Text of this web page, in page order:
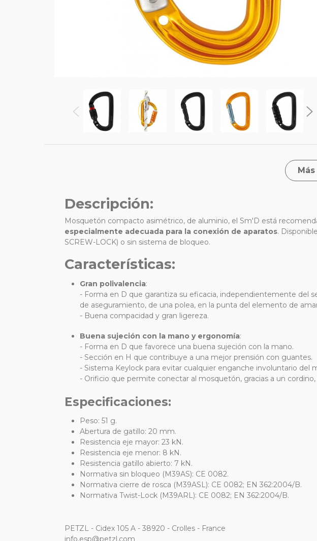
Más
Descripción:
Mosquetón compacto asimétrico, de aluminio, el Sm'D está
especialmente adecuada para la conexión de aparatos.
SCREW-LOCK) o sin sistema de bloqueo.
Características:
Gran polivalencia:
- Forma en D que garantiza su eficacia, independientemente del
de aseguramiento, de una polea, en la punta del elemento de
- Buena compacidad y gran ligereza.
Buena sujeción con la mano y ergonomía:
- Forma en D que favorece una buena sujeción con la mano.
- Sección en H que contribuye a una mejor prensión con guantes.
- Sistema Keylock para evitar cualquier enganche involuntario del
- Orificio que permite conectar al mosquetón, gracias a un
Especificaciones:
Peso: 51 g.
Abertura de gatillo: 20 mm.
Resistencia eje mayor: 23 kN.
Resistencia eje menor: 8 kN.
Resistencia gatillo abierto: 7 kN.
Normativa sin bloqueo (M39AS): CE 0082.
Normativa cierre de rosca (M39ASL): CE 0082; EN 362:2004/B.
Normativa Twist-Lock (M39ARL): CE 0082; EN 362:2004/B.
PETZL - Cidex 105 A - 38920 - Crolles - France
info.esp@petzl.com